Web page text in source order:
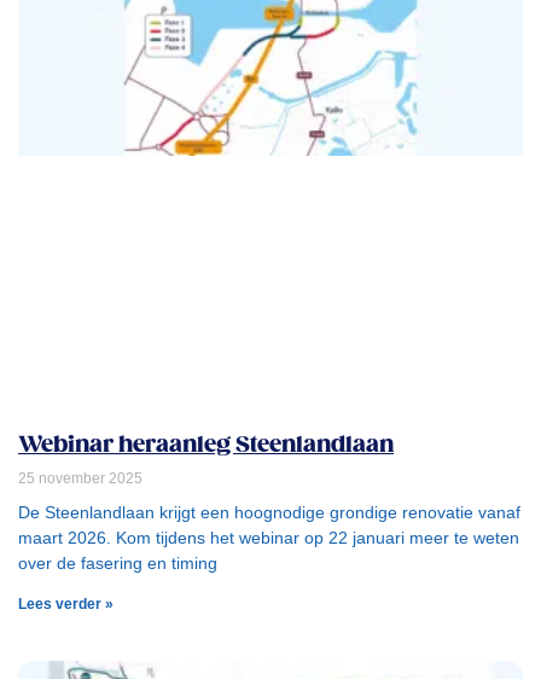
Webinar heraanleg Steenlandlaan
25 november 2025
De Steenlandlaan krijgt een hoognodige grondige renovatie vanaf
maart 2026. Kom tijdens het webinar op 22 januari meer te weten
over de fasering en timing
Lees verder »